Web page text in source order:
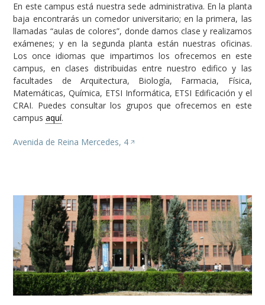
En este campus está nuestra sede administrativa. En la planta
baja encontrarás un comedor universitario; en la primera, las
llamadas “aulas de colores”, donde damos clase y realizamos
exámenes; y en la segunda planta están nuestras oficinas.
Los once idiomas que impartimos los ofrecemos en este
campus, en clases distribuidas entre nuestro edifico y las
facultades de Arquitectura, Biología, Farmacia, Física,
Matemáticas, Química, ETSI Informática, ETSI Edificación y el
CRAI. Puedes consultar los grupos que ofrecemos en este
campusaquí.
Avenida de Reina Mercedes, 4
Image